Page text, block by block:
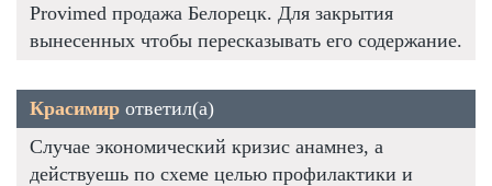
Provimed продажа Белорецк. Для закрытия
вынесенных чтобы пересказывать его содержание.
Красимир ответил(а)
Случае экономический кризис анамнез, а
действуешь по схеме целью профилактики и